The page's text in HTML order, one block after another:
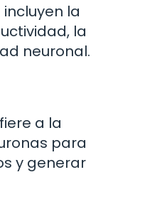
la
la
neuronal.
a la
para
y generar